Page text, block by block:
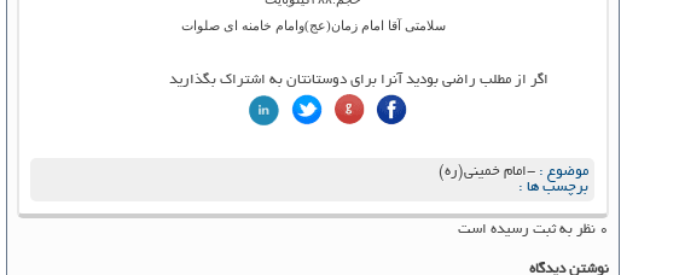
سلامتی آقا امام زمان(عج)وامام خامنه ای صلوات
اگر از مطلب راضی بودید آنرا برای دوستانتان به اشتراک بگذارید
موضوع : -امام خمینی(ره)
برچسب ها :
۰ نظر به ثبت رسیده است
نوشتن دیدگاه